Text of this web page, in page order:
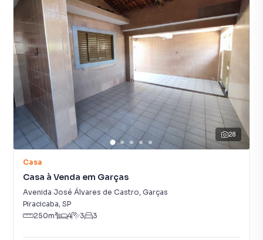
28
Casa
Casa à Venda em Garças
Avenida José Álvares de Castro, Garças
Piracicaba, SP
250m² 4 3 3